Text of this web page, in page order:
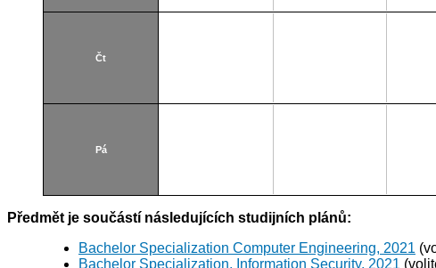
Čt
Pá
Předmět je součástí následujících studijních plánů:
Bachelor Specialization Computer Engineering, 2021
Bachelor Specialization, Information Security, 2021